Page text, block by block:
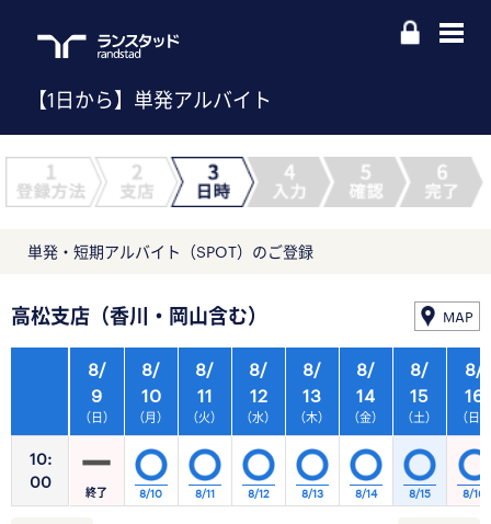
【1日から】単発アルバイト
単発・短期アルバイト（SPOT）のご登録
高松支店（香川・岡山含む） MAP
10:
00
8/
9
（日）
8/
10
（月）
8/
11
（火）
8/
12
（水）
8/
13
（木）
8/
14
（金）
8/
15
（土）
終了 8/10 8/11 8/12 8/13 8/14 8/15
8/
16
（日）
8/16